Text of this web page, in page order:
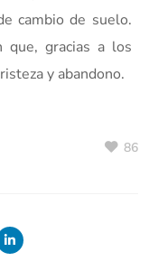
cambio de suelo.
que, gracias a los
y abandono.
86